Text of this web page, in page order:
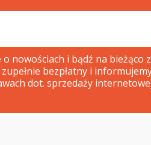
nowościach i bądź na bieżąco
bezpłatny i
dot. sprzedaży